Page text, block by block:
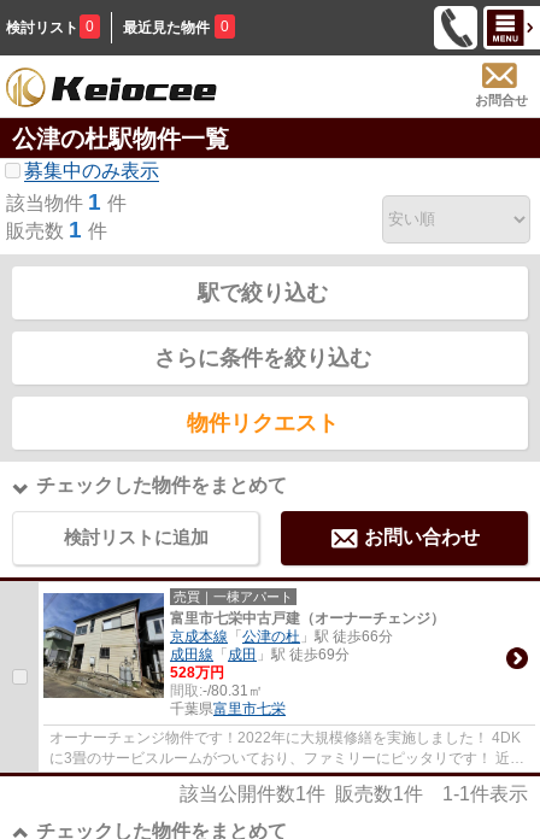
検討リスト 0 最近見た物件 0
お問合せ
公津の杜駅物件一覧
募集中のみ表示
該当物件 1 件
販売数 1 件
駅で絞り込む
さらに条件を絞り込む
物件リクエスト
チェックした物件をまとめて
検討リストに追加 お問い合わせ
売買｜一棟アパート
富里市七栄中古戸建（オーナーチェンジ）
京成本線 「 公津の杜 」駅 徒歩66分
成田線 「 成田 」駅 徒歩69分
528万円
間取:-/80.31㎡
千葉県富里市七栄
オーナーチェンジ物件です！2022年に大規模修繕を実施しました！ 4DK
に3畳のサービスルームがついており、ファミリーにピッタリです！ 近隣
にコンビニ、スーパー、飲食店など多数！生...
該当公開件数1件 販売数1件 1-1件表示
チェックした物件をまとめて